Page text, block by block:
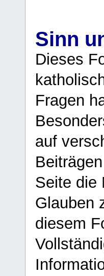
Sinn
Dieses
Fragen
auf
Seite die
Glauben
diesem